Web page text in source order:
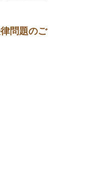
問題のご